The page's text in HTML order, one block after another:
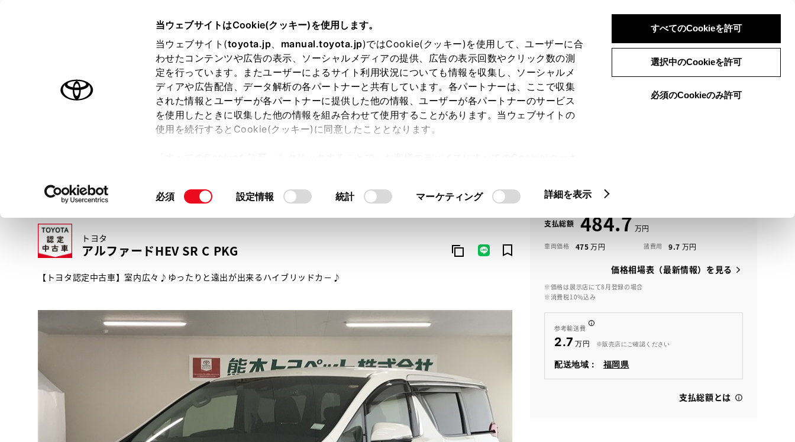
当ウェブサイトはCookie(クッキー)を使用します。
当ウェブサイト(toyota.jp、 manual.toyota.jp)ではCookie(クッキー)を使用して、ユーザーに合
わせたコンテンツや広告の表示、ソーシャルメディアの提供、広告の表示回数やクリック数の測
定を行っています。またユーザーによるサイト利用状況についても情報を収集し、ソーシャルメ
ディアや広告配信、データ解析の各パートナーと共有しています。各パートナーは、ここで収集
された情報とユーザーが各パートナーに提供した他の情報、ユーザーが各パートナーのサービス
を使用したときに収集した他の情報を組み合わせて使用することがあります。当ウェブサイトの
使用を続行するとCookie(クッキー)に同意したこととなります。
て」をご覧ください。
同
択
必須 設定情報 統計 マーケティング 詳細を表示
すべてのCookieを許可
選択中のCookieを許可
必須のCookieのみ許可
ログイン 検索 メニュー
オーナーサポート トピックス
トヨタ認定中古車 メニュー
トヨタ認定中古車の魅力 3つの買い方 オンライン購入お気に入り 保存した見積り
トヨタ
アルファードHEV SR C PKG
【トヨタ認定中古車】室内広々♪ゆったりと遠出が出来るハイブリッドカ－♪
支払総額 484.7
車両価格 475 諸費用 9.7
価格相場表（最新情報）を見る
※価格は展示店にて8月登録の場合
※消費税10%込み
参考輸送費
2.7 ※販売店にご確認ください
配送地域： 福岡県
支払総額とは